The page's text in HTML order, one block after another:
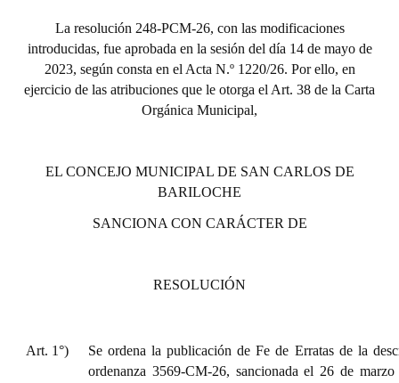
Resoluciones de Presidencia
INSTITUCIONAL
Antiguos Pobladores
Registros y Distinciones
Datos Históricos
Audiencias Públicas - Registro
Periodistas Decanos - Registro
La resolución 248-PCM-26, con las modificaciones
introducidas, fue aprobada en la sesión del día 14 de mayo de
2023, según consta en el Acta N.º 1220/26. Por ello, en
ejercicio de las atribuciones que le otorga el Art. 38 de la Carta
Orgánica Municipal,
EL CONCEJO MUNICIPAL DE SAN CARLOS DE
BARILOCHE
SANCIONA CON CARÁCTER DE
RESOLUCIÓN
Art. 1°)
Se ordena la publicación de Fe de Erratas de la
ordenanza 3569-CM-26, sancionada el 26 de